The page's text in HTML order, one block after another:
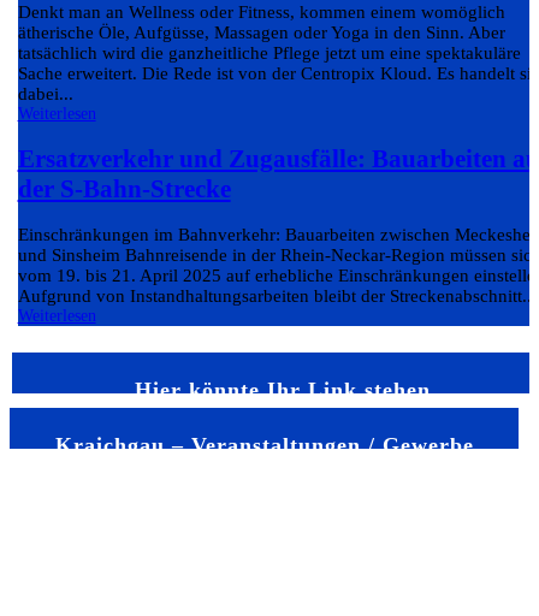
Denkt man an Wellness oder Fitness, kommen einem womöglich
ätherische Öle, Aufgüsse, Massagen oder Yoga in den Sinn. Aber
tatsächlich wird die ganzheitliche Pflege jetzt um eine spektakuläre
Sache erweitert. Die Rede ist von der Centropix Kloud. Es handelt
dabei...
Weiterlesen
Ersatzverkehr und Zugausfälle: Bauarbeiten
der S-Bahn-Strecke
Einschränkungen im Bahnverkehr: Bauarbeiten zwischen
und Sinsheim Bahnreisende in der Rhein-Neckar-Region müssen
vom 19. bis 21. April 2025 auf erhebliche Einschränkungen
Aufgrund von Instandhaltungsarbeiten bleibt der Streckenabschnitt...
Weiterlesen
Hier könnte Ihr Link stehen
Kraichgau – Veranstaltungen / Gewerbe